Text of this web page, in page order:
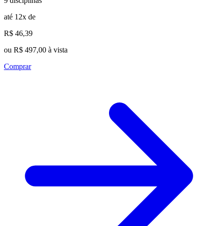
até 12x de
R$ 46,39
ou R$ 497,00 à vista
Comprar